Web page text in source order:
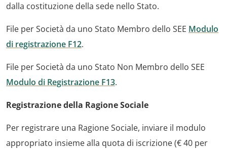
dalla costituzione della sede nello Stato.
File per Società da uno Stato Membro dello SEE Modulo
di registrazione F12.
File per Società da uno Stato Non Membro dello SEE
Modulo di Registrazione F13.
Registrazione della Ragione Sociale
Per registrare una Ragione Sociale, inviare il modulo
appropriato insieme alla quota di iscrizione (€ 40 per